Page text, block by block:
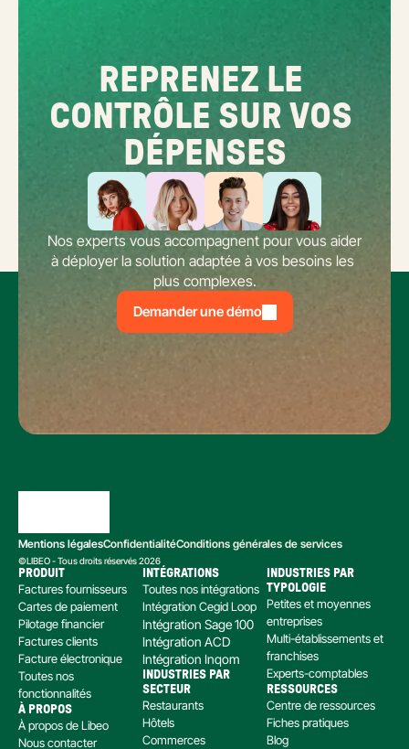
REPRENEZ LE
CONTRÔLE SUR VOS
DÉPENSES
Nos experts vous accompagnent pour vous aider
à déployer la solution adaptée à vos besoins les
plus complexes.
Demander une démo
Mentions légalesConfidentialitéConditions générales de services
©LIBEO - Tous droits réservés 2026
PRODUIT
Factures fournisseurs
Cartes de paiement
Pilotage financier
Factures clients
Facture électronique
Toutes nos
fonctionnalités
À PROPOS
À propos de Libeo
Nous contacter
INTÉGRATIONS
Toutes nos intégrations
Intégration Cegid Loop
Intégration Sage 100
Intégration ACD
Intégration Inqom
INDUSTRIES PAR
SECTEUR
Restaurants
Hôtels
Commerces
INDUSTRIES PAR
TYPOLOGIE
Petites et moyennes
entreprises
Multi-établissements et
franchises
Experts-comptables
RESSOURCES
Centre de ressources
Fiches pratiques
Blog